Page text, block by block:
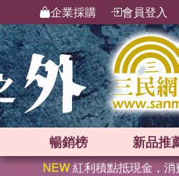
企業採購 會員登入
暢銷榜 新品推
NEW紅利積點抵現金，